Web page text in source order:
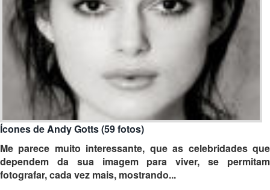
Ícones de Andy Gotts (59 fotos)
Me parece muito interessante, que as celebridades que
dependem da sua imagem para viver, se permitam
fotografar, cada vez mais, mostrando...